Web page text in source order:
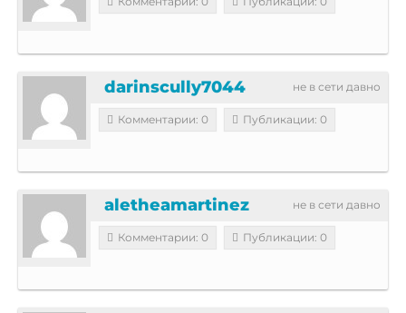
не в сети давно
darinscully7044
Комментарии: 0 Публикации: 0
не в сети давно
aletheamartinez
Комментарии: 0 Публикации: 0